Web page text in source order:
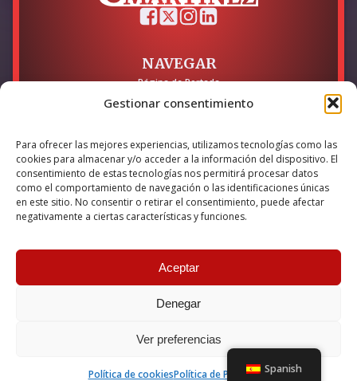
Gestionar consentimiento
Para ofrecer las mejores experiencias, utilizamos tecnologías como las
cookies para almacenar y/o acceder a la información del dispositivo. El
consentimiento de estas tecnologías nos permitirá procesar datos
como el comportamiento de navegación o las identificaciones únicas
en este sitio. No consentir o retirar el consentimiento, puede afectar
negativamente a ciertas características y funciones.
Aceptar
Denegar
Ver preferencias
Política de cookiesPolítica de Privacidad
NAVEGAR
Página de Portada
LEGAL
Política de Privacidad
Política de Cookies
Accesibilidad
Esta empresa ha sido beneficiaria del bono Kit Digital y lo ha
internet, financiado por la Unión Europea – NextGeneration EU
© 2026 Guillermo Martínez | Todos los derechos reservados |
Spanish